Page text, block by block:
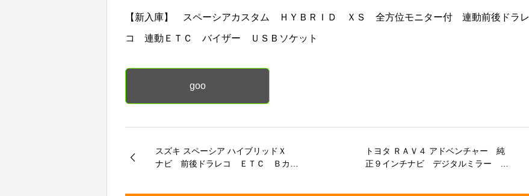
【新入庫】 スペーシアカスタム ＨＹＢＲＩＤ ＸＳ 全方位モニター付 連動前後ドラレ
コ 連動ＥＴＣ バイザー ＵＳＢソケット
goo
スズキ スペーシア ハイブリッドＸ
ナビ 前後ドラレコ ＥＴＣ Ｂカメ
トヨタ ＲＡＶ４ アドベンチャー 純
正９インチナビ デジタルミラー Ｅ